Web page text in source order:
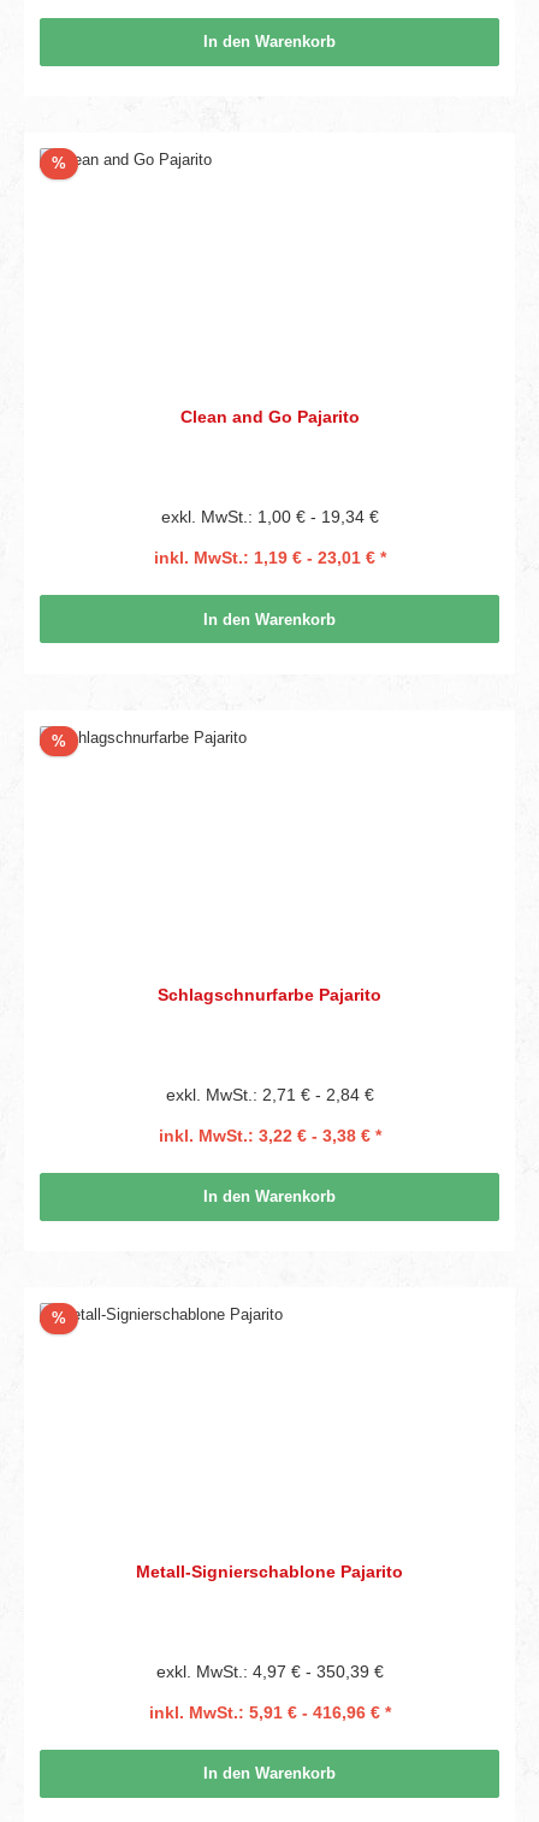
In den Warenkorb
%Rabatt
Clean and Go Pajarito
exkl. MwSt.: 1,00 € - 19,34 €
inkl. MwSt.: 1,19 € - 23,01 € *
In den Warenkorb
%Rabatt
Schlagschnurfarbe Pajarito
exkl. MwSt.: 2,71 € - 2,84 €
inkl. MwSt.: 3,22 € - 3,38 € *
In den Warenkorb
%Rabatt
Metall-Signierschablone Pajarito
exkl. MwSt.: 4,97 € - 350,39 €
inkl. MwSt.: 5,91 € - 416,96 € *
In den Warenkorb